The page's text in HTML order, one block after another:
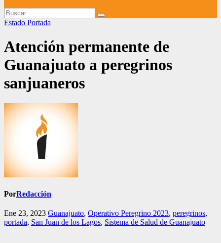
Estado Portada
Atención permanente de
Guanajuato a peregrinos
sanjuaneros
PorRedacción
Ene 23, 2023 Guanajuato, Operativo Peregrino 2023, peregrinos,
portada, San Juan de los Lagos, Sistema de Salud de Guanajuato